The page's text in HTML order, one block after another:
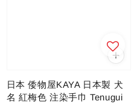
日本 倭物屋KAYA 日本製 犬
名 紅梅色 注染手巾 Tenugui